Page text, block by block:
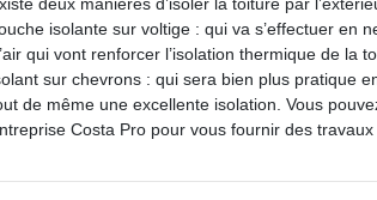
isolante sur voltige : qui va s’effectuer en
qui vont renforcer l’isolation thermique de la
sur chevrons : qui sera bien plus pratique
de même une excellente isolation. Vous
Costa Pro pour vous fournir des travaux